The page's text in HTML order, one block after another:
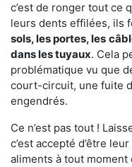
c’est de ronger tout ce
leurs dents effilées, ils
sols, les portes, les
dans les tuyaux. Cela
problématique vu que
court-circuit, une fuite
engendrés.
Ce n’est pas tout !
c’est accepté d’être
aliments à tout moment